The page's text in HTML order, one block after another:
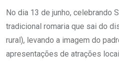
No dia 13 de junho, celebrando
tradicional romaria que sai do
rural), levando a imagem do
apresentações de atrações